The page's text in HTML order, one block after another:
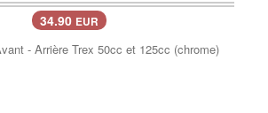
34.90 EUR
- Arrière Trex 50cc et 125cc (chrome)